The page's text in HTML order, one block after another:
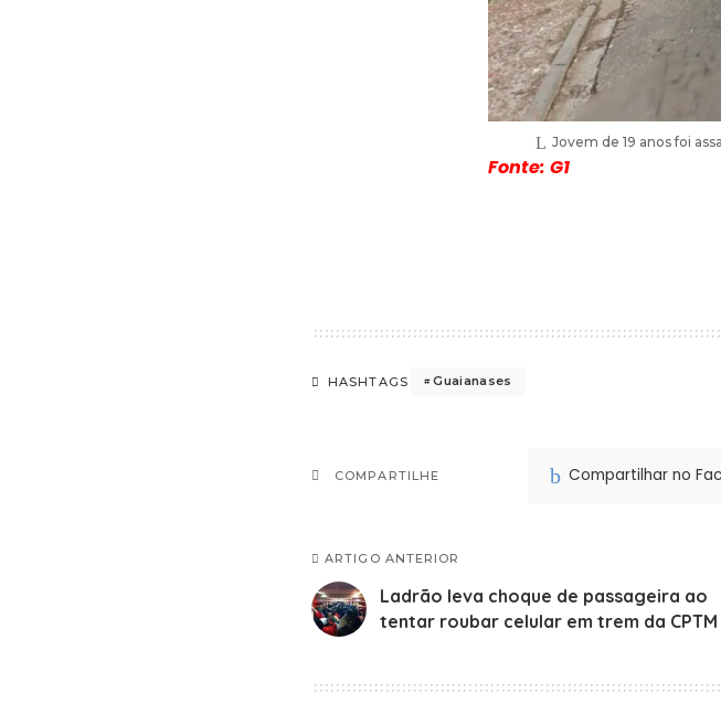
Jovem de 19 anos foi
Fonte: G1
HASHTAGS Guaianases
COMPARTILHE Compartilhar no
ARTIGO ANTERIOR
Ladrão leva choque de passageira ao
tentar roubar celular em trem da CPTM